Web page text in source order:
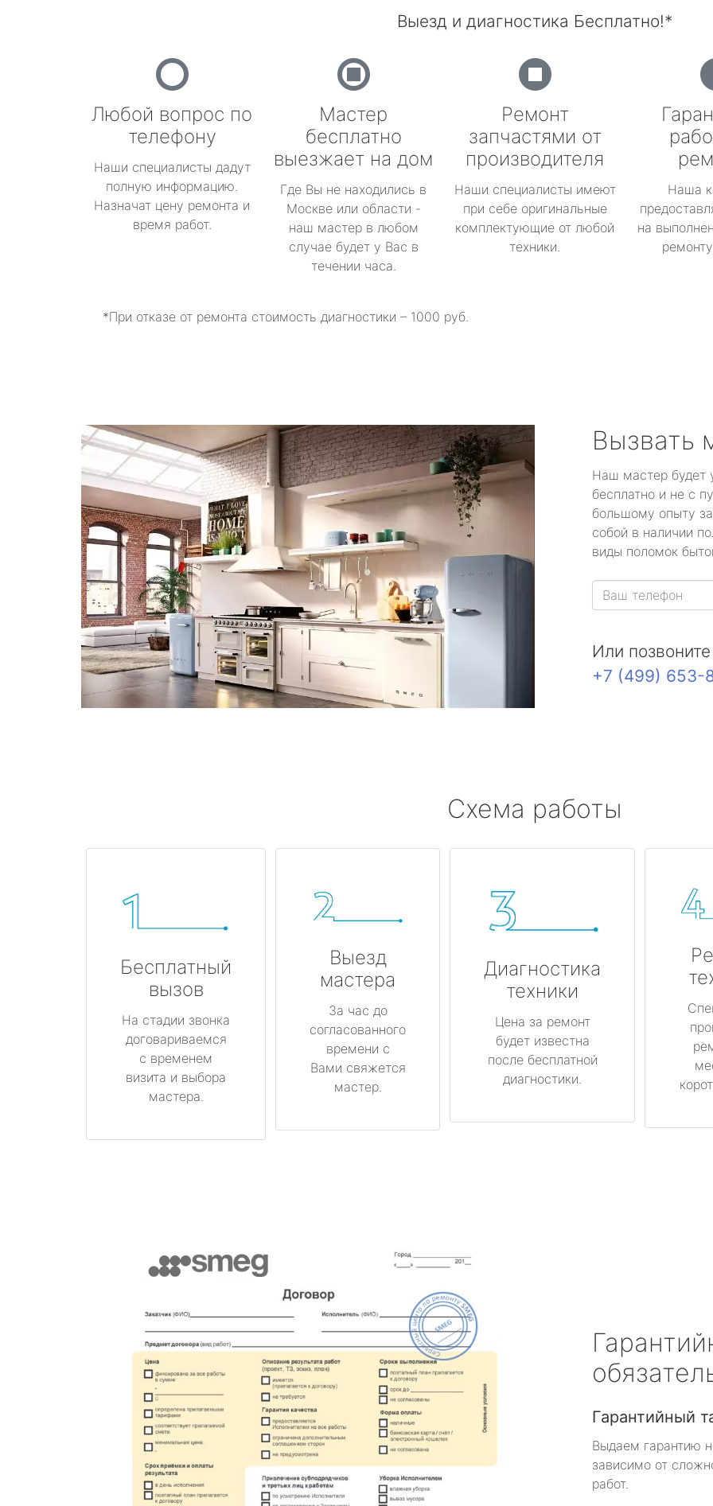
Выезд и диагностика Бесплатно!*
Любой вопрос по
телефону
Наши специалисты дадут
полную информацию.
Назначат цену ремонта и
время работ.
Мастер
бесплатно
выезжает на дом
Где Вы не находились в
Москве или области -
наш мастер в любом
случае будет у Вас в
течении часа.
Ремонт
запчастями от
производителя
Наши специалисты имеют
при себе оригинальные
комплектующие от любой
техники.
Наша
на
*При отказе от ремонта стоимость диагностики – 1000 руб.
Вызвать
Наш мастер будет
бесплатно и не с
большому опыту
собой в наличии
виды поломок
Или
+7 (499) 653-
Схема работы
Бесплатный
вызов
На стадии звонка
договариваемся
с временем
визита и выбора
мастера.
Выезд
мастера
За час до
согласованного
времени с
Вами свяжется
мастер.
Диагностика
техники
Цена за ремонт
будет известна
после бесплатной
диагностики.
Гарантийный
Выдаем гарантию
зависимо от
работ.